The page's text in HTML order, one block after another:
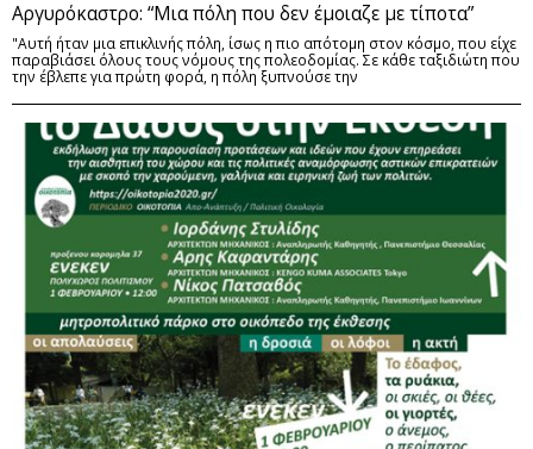
Αργυρόκαστρο: “Μια πόλη που δεν έμοιαζε με τίποτα”
"Αυτή ήταν μια επικλινής πόλη, ίσως η πιο απότομη στον κόσμο, που είχε
παραβιάσει όλους τους νόμους της πολεοδομίας. Σε κάθε ταξιδιώτη που
την έβλεπε για πρώτη φορά, η πόλη ξυπνούσε την